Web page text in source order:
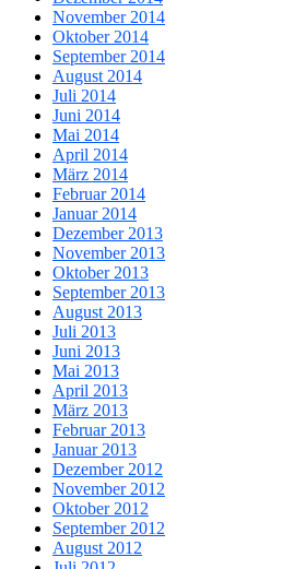
November 2014
Oktober 2014
September 2014
August 2014
Juli 2014
Juni 2014
Mai 2014
April 2014
März 2014
Februar 2014
Januar 2014
Dezember 2013
November 2013
Oktober 2013
September 2013
August 2013
Juli 2013
Juni 2013
Mai 2013
April 2013
März 2013
Februar 2013
Januar 2013
Dezember 2012
November 2012
Oktober 2012
September 2012
August 2012